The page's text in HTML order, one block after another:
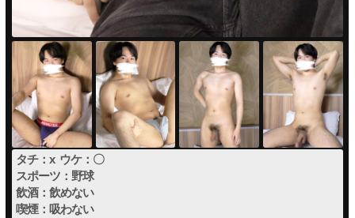
×閉じる
タチ：x ウケ：〇
スポーツ：野球
飲酒：飲めない
喫煙：吸わない